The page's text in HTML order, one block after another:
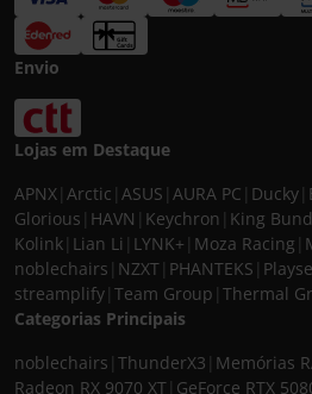
Envio
Lojas em Destaque
APNX Arctic ASUS AURA PC Ducky
Glorious HAVN Keychron King
Kolink Lian Li LYNK+ Moza Racing
noblechairs NZXT PHANTEKS
streamplify Team Group Thermal
Categorias Principais
noblechairs ThunderX3 Memórias
Radeon RX 9070 XT GeForce RTX